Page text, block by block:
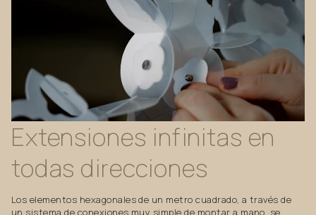
Extensiones infinitas en
todas direcciones
Los elementos hexagonales de un metro cuadrado, a través de
un sistema de conexiones muy simple de montar a mano, se